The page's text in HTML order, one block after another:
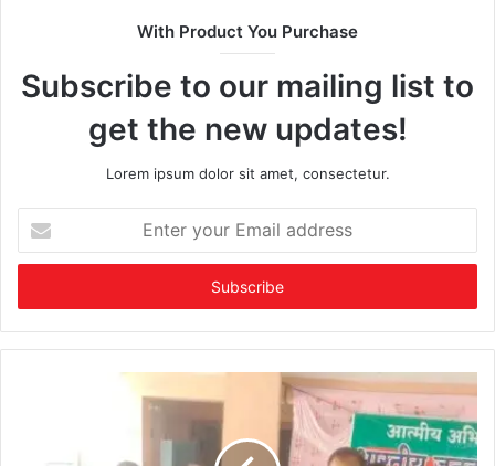
With Product You Purchase
Subscribe to our mailing list to
get the new updates!
Lorem ipsum dolor sit amet, consectetur.
your
Email